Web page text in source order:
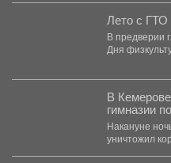
Лето с ГТО
В предверии
Дня физкультурника Центр
В
гимназии
Накануне
уничтожил